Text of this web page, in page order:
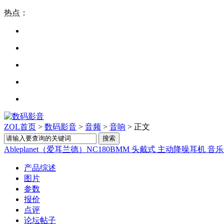
热点：
ZOL首页 > 数码影音 > 音频 > 音响 > 正文
Ableplanet（爱耳兰德）NC180BMM 头戴式 主动降噪耳机 音
产品综述
图片
参数
报价
点评
论坛帖子